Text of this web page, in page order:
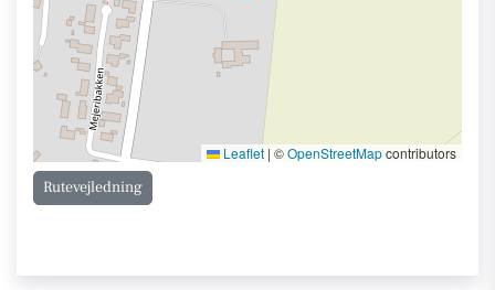
Leaflet | ©OpenStreetMapcontributors
Rutevejledning